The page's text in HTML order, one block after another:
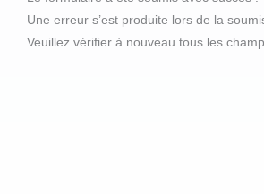
Une erreur s’est produite lors de la
Veuillez vérifier à nouveau tous les